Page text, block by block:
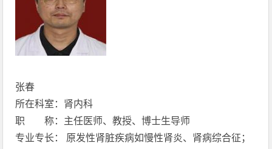
张春
所在科室：肾内科
职 称：主任医师、教授、博士生导师
专业专长： 原发性肾脏疾病如慢性肾炎、肾病综合征；